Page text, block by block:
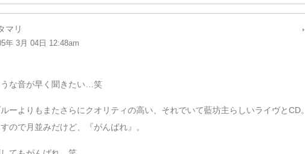
マリ
年 3月 04日 12:48am
な音が早く聞きたい…笑
ーよりもまたさらにクオリティの高い、それでいて藍坊主らしいライヴとCD。
ので月並みだけど、『がんばれ』。